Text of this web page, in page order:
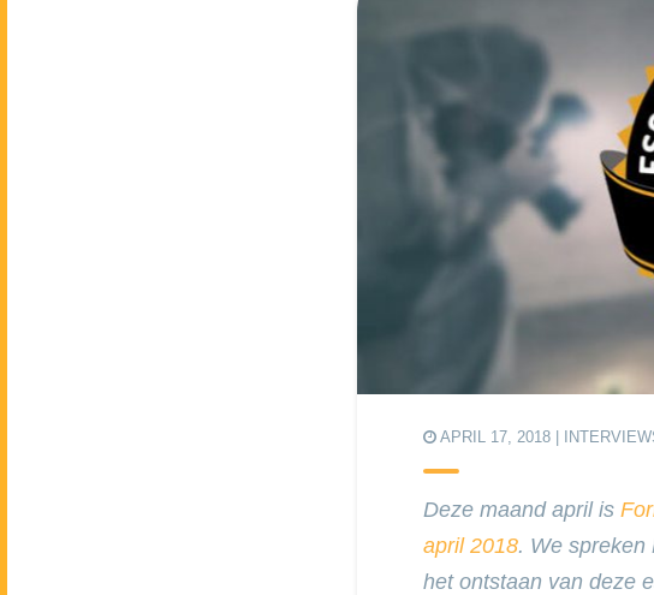
APRIL 17, 2018 |
Deze maand april is
april 2018. We spreken
het ontstaan van deze